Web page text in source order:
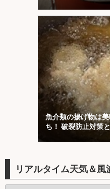
魚介類の揚げ物は
ち！ 破裂防止対策
リアルタイム天気＆風